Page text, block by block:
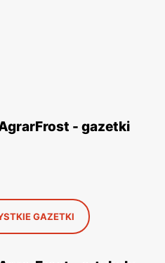
- gazetki
GAZETKI